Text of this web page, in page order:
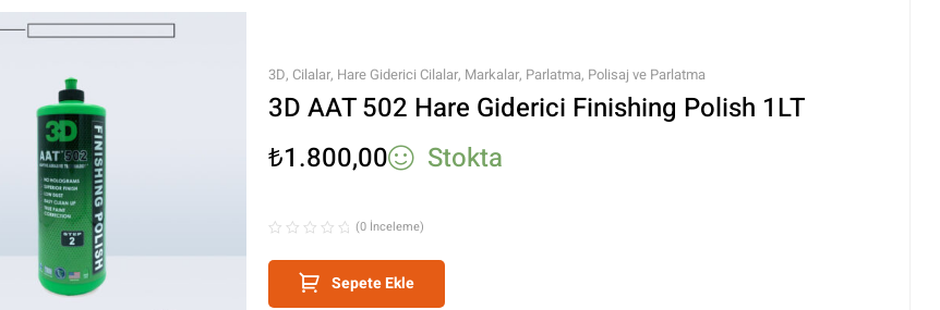
3D, Cilalar, Hare Giderici Cilalar, Markalar, Parlatma, Polisaj ve Parlatma
3D AAT 502 Hare Giderici Finishing Polish 1LT
₺1.800,00 Stokta
(0 İnceleme)
Sepete Ekle